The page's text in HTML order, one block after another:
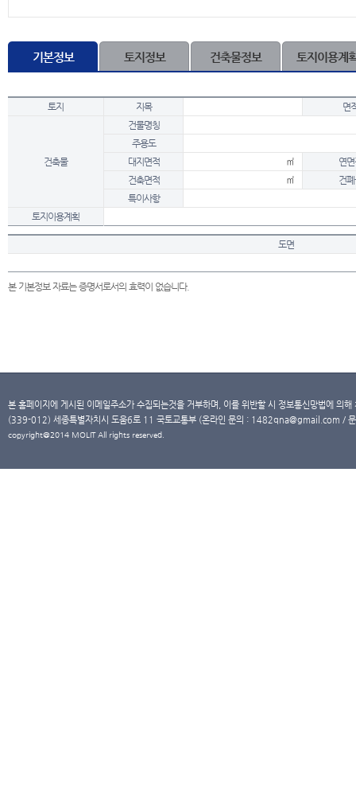
기본정보 토지정보 건축물정보 토지이용계
토지 지목 면
건축물
건물명칭
주용도
대지면적
㎡
연
건축면적
㎡
건
특이사항
토지이용계획
도면
본 기본정보 자료는 증명서로서의 효력이 없습니다.
본 홈페이지에 게시된 이메일주소가 수집되는것을 거부하며, 이를 위반할 시 정보통신망법에 의
(339-012) 세종특별자치시 도움6로 11 국토교통부 (온라인 문의 : 1482qna@gmail.com /
copyright@2014 MOLIT All rights reserved.